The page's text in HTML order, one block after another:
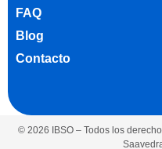
FAQ
Blog
Contacto
© 2026 IBSO – Todos los